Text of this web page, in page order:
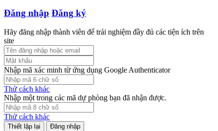
Đăng nhập Đăng ký
Hãy đăng nhập thành viên để trải nghiệm đầy đủ các tiện ích trên
site
Nhập mã xác minh từ ứng dụng Google Authenticator
Thử cách khác
Nhập một trong các mã dự phòng bạn đã nhận được.
Thử cách khác
Đăng nhập